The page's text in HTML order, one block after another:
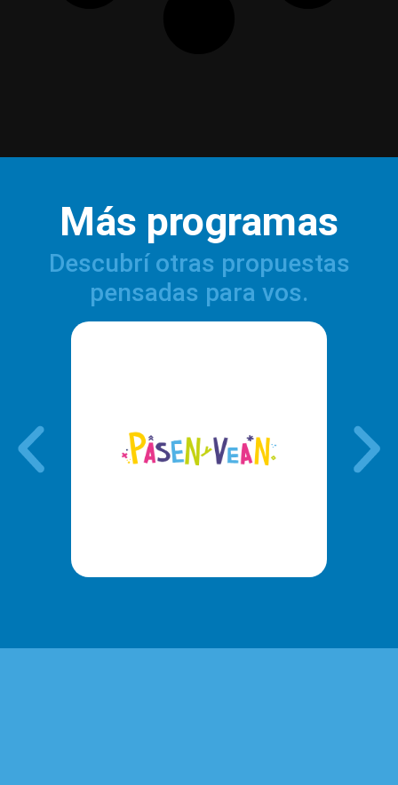
Más programas
Descubrí otras propuestas
pensadas para vos.